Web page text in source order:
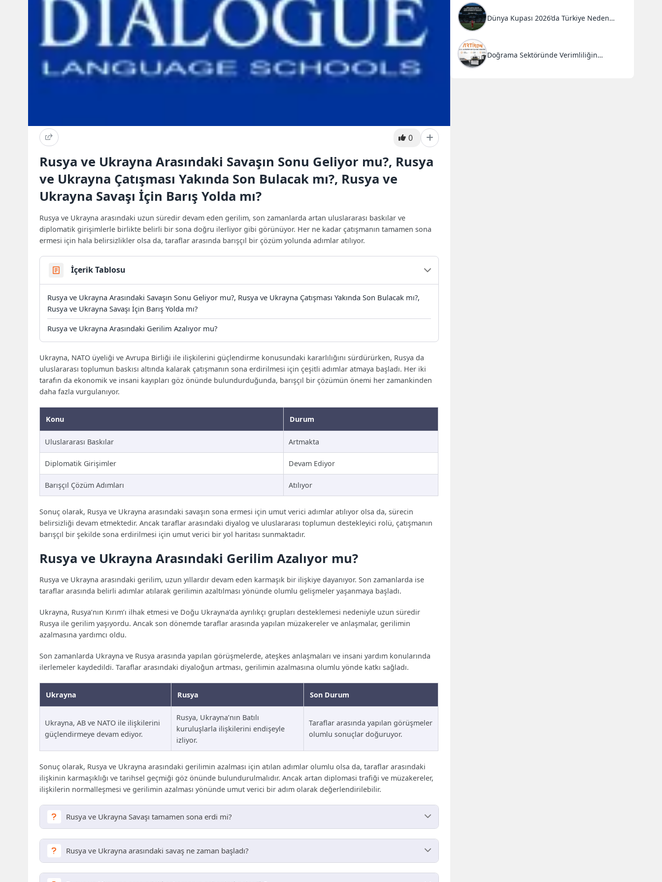
0
Rusya ve Ukrayna Arasındaki Savaşın Sonu Geliyor mu?, Rusya
ve Ukrayna Çatışması Yakında Son Bulacak mı?, Rusya ve
Ukrayna Savaşı İçin Barış Yolda mı?
Rusya ve Ukrayna arasındaki uzun süredir devam eden gerilim, son zamanlarda artan uluslararası baskılar ve
diplomatik girişimlerle birlikte belirli bir sona doğru ilerliyor gibi görünüyor. Her ne kadar çatışmanın tamamen sona
ermesi için hala belirsizlikler olsa da, taraflar arasında barışçıl bir çözüm yolunda adımlar atılıyor.
İçerik Tablosu
Rusya ve Ukrayna Arasındaki Savaşın Sonu Geliyor mu?, Rusya ve Ukrayna Çatışması Yakında Son Bulacak mı?,
Rusya ve Ukrayna Savaşı İçin Barış Yolda mı?
Rusya ve Ukrayna Arasındaki Gerilim Azalıyor mu?
Ukrayna, NATO üyeliği ve Avrupa Birliği ile ilişkilerini güçlendirme konusundaki kararlılığını sürdürürken, Rusya da
uluslararası toplumun baskısı altında kalarak çatışmanın sona erdirilmesi için çeşitli adımlar atmaya başladı. Her iki
tarafın da ekonomik ve insani kayıpları göz önünde bulundurduğunda, barışçıl bir çözümün önemi her zamankinden
daha fazla vurgulanıyor.
Konu Durum
Uluslararası Baskılar Artmakta
Diplomatik Girişimler Devam Ediyor
Barışçıl Çözüm Adımları Atılıyor
Sonuç olarak, Rusya ve Ukrayna arasındaki savaşın sona ermesi için umut verici adımlar atılıyor olsa da, sürecin
belirsizliği devam etmektedir. Ancak taraflar arasındaki diyalog ve uluslararası toplumun destekleyici rolü, çatışmanın
barışçıl bir şekilde sona erdirilmesi için umut verici bir yol haritası sunmaktadır.
Rusya ve Ukrayna Arasındaki Gerilim Azalıyor mu?
Rusya ve Ukrayna arasındaki gerilim, uzun yıllardır devam eden karmaşık bir ilişkiye dayanıyor. Son zamanlarda ise
taraflar arasında belirli adımlar atılarak gerilimin azaltılması yönünde olumlu gelişmeler yaşanmaya başladı.
Ukrayna, Rusya’nın Kırım’ı ilhak etmesi ve Doğu Ukrayna’da ayrılıkçı grupları desteklemesi nedeniyle uzun süredir
Rusya ile gerilim yaşıyordu. Ancak son dönemde taraflar arasında yapılan müzakereler ve anlaşmalar, gerilimin
azalmasına yardımcı oldu.
Son zamanlarda Ukrayna ve Rusya arasında yapılan görüşmelerde, ateşkes anlaşmaları ve insani yardım konularında
ilerlemeler kaydedildi. Taraflar arasındaki diyaloğun artması, gerilimin azalmasına olumlu yönde katkı sağladı.
Ukrayna Rusya Son Durum
Ukrayna, AB ve NATO ile ilişkilerini
güçlendirmeye devam ediyor.
Rusya, Ukrayna’nın Batılı
kuruluşlarla ilişkilerini endişeyle
izliyor.
Taraflar arasında yapılan görüşmeler
olumlu sonuçlar doğuruyor.
Sonuç olarak, Rusya ve Ukrayna arasındaki gerilimin azalması için atılan adımlar olumlu olsa da, taraflar arasındaki
ilişkinin karmaşıklığı ve tarihsel geçmiği göz önünde bulundurulmalıdır. Ancak artan diplomasi trafiği ve müzakereler,
ilişkilerin normalleşmesi ve gerilimin azalması yönünde umut verici bir adım olarak değerlendirilebilir.
Rusya ve Ukrayna Savaşı tamamen sona erdi mi?
Hayır, Rusya ve Ukrayna arasındaki savaş hala devam etmektedir.
Rusya ve Ukrayna arasındaki savaş ne zaman başladı?
Rusya ve Ukrayna arasındaki savaş, 2014 yılında Kırım’ın ilhakıyla başlamıştır.
Dünya Kupası 2026’da Türkiye Neden
Doğrama Sektöründe Verimliliğin